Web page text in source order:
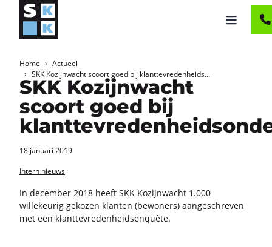
Home
Actueel
SKK Kozijnwacht scoort goed bij klanttevredenheids...
SKK Kozijnwacht
scoort goed bij
18 januari 2019
Intern nieuws
In de­cem­ber 2018 heeft SKK Ko­zijn­wacht 1.000
wil­le­keu­rig ge­ko­zen klan­ten (be­wo­ners) aan­ge­schre­ven
met een klant­te­vre­den­heid­s­en­quê­te.